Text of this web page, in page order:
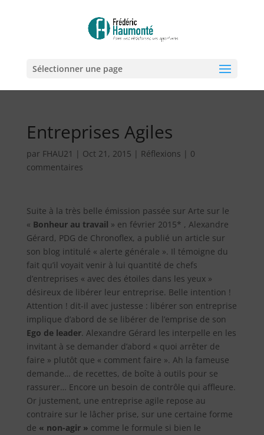
Sélectionner une page
Entreprises Agiles
par FHAU21 | Oct 21, 2015 | Réflexions | 0
commentaires
Suite à la très belle émission passée sur Arte sur le
« Bonheur au travail » en février 2015* , Alexandre
Gérard, PDG de Chronoflex, a publié un article sur
son blog intitulé « alerte générale ». Il témoigne du
fait qu’il voyait venir à lui quantité de chefs
d’entreprises « avec des étoiles dans les yeux »
désireux de libérer leur entreprise. Belle intention !
Attention ! dit-il avec justesse : libérer son entreprise
implique d’abord de se libérer de l’emprise de son
Ego de leader. Alexandre Gérard les interpelle en les
invitant à se demander d’abord « quoi arrêter de
faire » plutôt que « comment faire ». Ah la fameuse
demande… de recettes, de boîte à outils pour se
rassurer… Encore un besoin de contrôle qui affleure.
Or justement, une entreprise agile repose au
contraire sur le lâcher prise, sur une certaine forme
de « non-agir » comme le formule si bien le